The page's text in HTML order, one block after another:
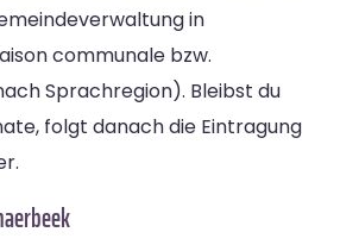
in
communale bzw.
Sprachregion). Bleibst du
folgt danach die Eintragung